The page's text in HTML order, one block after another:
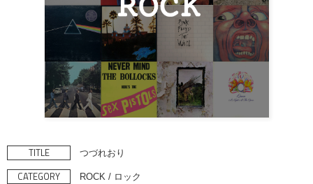
TITLE つづれおり
CATEGORY ROCK / ロック